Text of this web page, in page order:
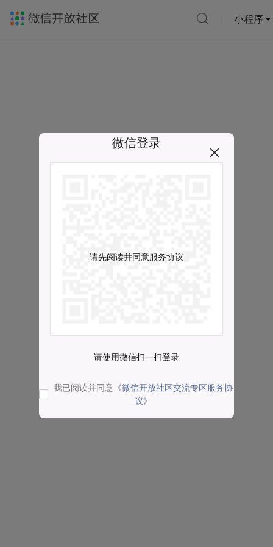
小程序
微信登录
请先阅读并同意服务协议
请使用微信扫一扫登录
我已阅读并同意 《微信开放社区交流专区服务协
议》